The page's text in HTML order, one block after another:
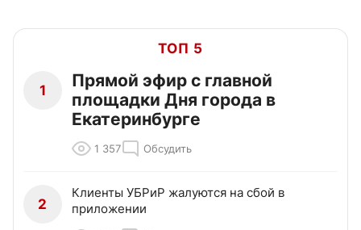
ТОП 5
1
Прямой эфир с главной
площадки Дня города в
Екатеринбурге
1 357 Обсудить
2
Клиенты УБРиР жалуются на сбой в
приложении